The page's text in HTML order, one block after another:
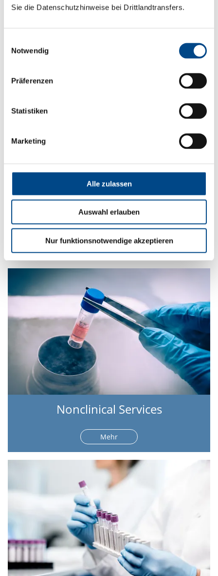
Sie die Datenschutzhinweise bei Drittlandtransfers.
Notwendig
Präferenzen
Statistiken
Marketing
Alle zulassen
Auswahl erlauben
Nur funktionsnotwendige akzeptieren
Biomarker Services
Mehr
Nonclinical Services
Mehr